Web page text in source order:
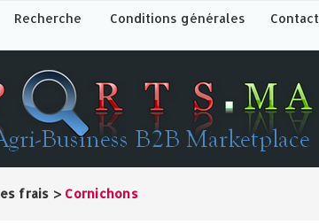
Recherche Conditions générales Contact
frais > Cornichons